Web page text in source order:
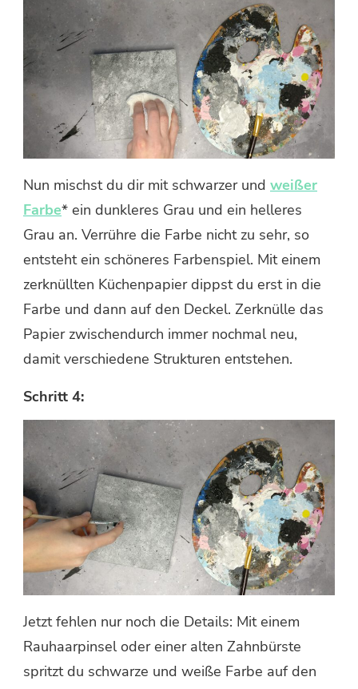
Nun mischst du dir mit schwarzer und weißer
Farbe* ein dunkleres Grau und ein helleres
Grau an. Verrühre die Farbe nicht zu sehr, so
entsteht ein schöneres Farbenspiel. Mit einem
zerknüllten Küchenpapier dippst du erst in die
Farbe und dann auf den Deckel. Zerknülle das
Papier zwischendurch immer nochmal neu,
damit verschiedene Strukturen entstehen.
Schritt 4:
Jetzt fehlen nur noch die Details: Mit einem
Rauhaarpinsel oder einer alten Zahnbürste
spritzt du schwarze und weiße Farbe auf den